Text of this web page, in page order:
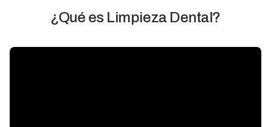
¿Qué es Limpieza Dental?